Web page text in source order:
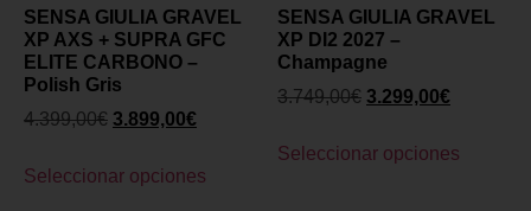
SENSA GIULIA GRAVEL
XP AXS + SUPRA GFC
ELITE CARBONO –
Polish Gris
4.399,00€ 3.899,00€
Seleccionar opciones
SENSA GIULIA GRAVEL
XP DI2 2027 –
Champagne
3.749,00€ 3.299,00€
Seleccionar opciones